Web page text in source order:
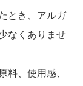
とき、アルガ
なくありませ
料、使用感、